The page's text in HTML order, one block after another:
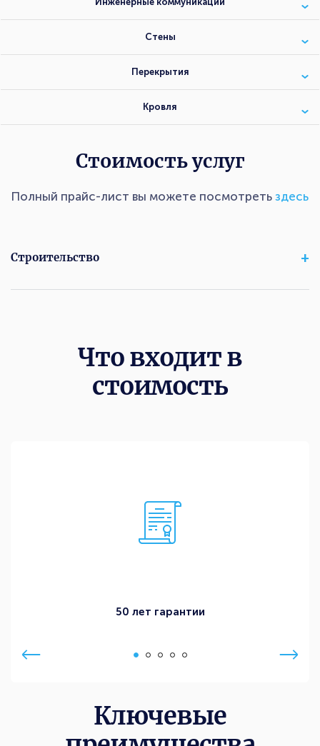
Стены
Перекрытия
Кровля
Стоимость услуг
Полный прайс-лист вы можете посмотреть здесь
Строительство
Что входит в
стоимость
50 лет гарантии
Ключевые